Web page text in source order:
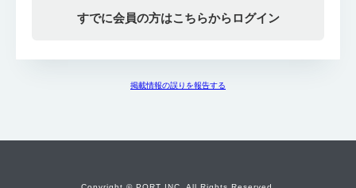
すでに会員の方はこちらからログイン
掲載情報の誤りを報告する